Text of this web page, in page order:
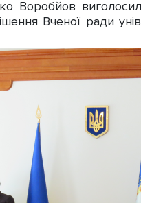
Воробйов
Вченої ради